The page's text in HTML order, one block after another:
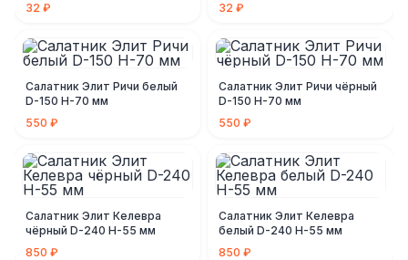
32 ₽
32 ₽
Салатник Элит Ричи белый
D-150 Н-70 мм
550 ₽
Салатник Элит Ричи чёрный
D-150 Н-70 мм
550 ₽
Салатник Элит Келевра
чёрный D-240 Н-55 мм
850 ₽
Салатник Элит Келевра
белый D-240 Н-55 мм
850 ₽